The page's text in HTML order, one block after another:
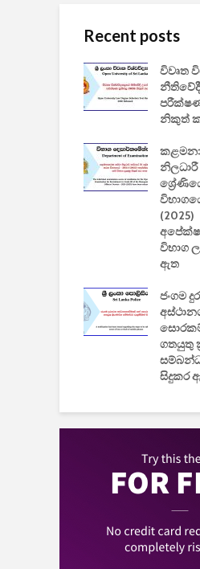
Recent posts
විවෘත
පරීක්ෂණ
නිකුත්
නිලධාරී
(2025)
විභාග
ඇත
ජංගම
ගතයුතු
සිදුකර